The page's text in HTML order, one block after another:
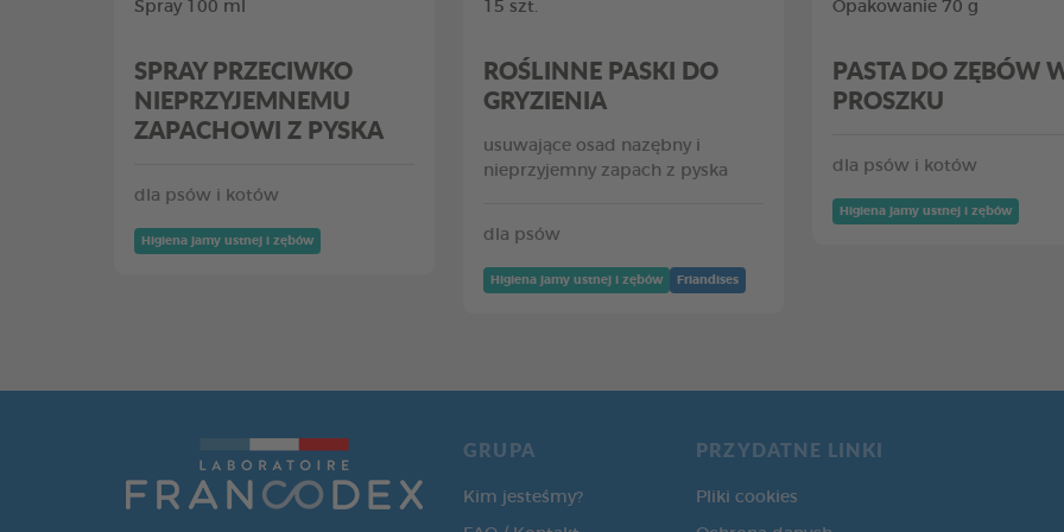
Spray 100 ml
SPRAY PRZECIWKO
NIEPRZYJEMNEMU
ZAPACHOWI Z PYSKA
dla psów i kotów
Higiena jamy ustnej i zębów
15 szt.
ROŚLINNE PASKI DO
GRYZIENIA
usuwające osad nazębny i
nieprzyjemny zapach z pyska
dla psów
Higiena jamy ustnej i zębów Friandises
Opakowanie 70 g
PASTA DO ZĘBÓW
PROSZKU
dla psów i kotów
Higiena jamy ustnej i zębów
GRUPA
Kim jesteśmy?
PRZYDATNE LINKI
Pliki cookies